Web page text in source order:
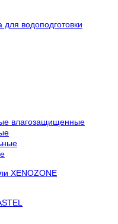
для водоподготовки
влагозащищенные
XENOZONE